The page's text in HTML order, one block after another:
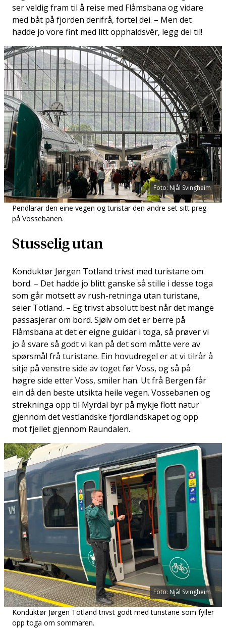
ser veldig fram til å reise med Flåmsbana og vidare
med båt på fjorden derifrå, fortel dei. – Men det
hadde jo vore fint med litt opphaldsvêr, legg dei til!
Foto: Njål Svingheim
Pendlarar den eine vegen og turistar den andre set sitt preg
på Vossebanen.
Stusselig utan
Konduktør Jørgen Totland trivst med turistane om
bord. – Det hadde jo blitt ganske så stille i desse toga
som går motsett av rush-retninga utan turistane,
seier Totland. – Eg trivst absolutt best når det mange
passasjerar om bord. Sjølv om det er berre på
Flåmsbana at det er eigne guidar i toga, så prøver vi
jo å svare så godt vi kan på det som måtte vere av
spørsmål frå turistane. Ein hovudregel er at vi tilrår å
sitje på venstre side av toget før Voss, og så på
høgre side etter Voss, smiler han. Ut frå Bergen får
ein då den beste utsikta heile vegen. Vossebanen og
strekninga opp til Myrdal byr på mykje flott natur
gjennom det vestlandske fjordlandskapet og opp
mot fjellet gjennom Raundalen.
Foto: Njål Svingheim
Konduktør Jørgen Totland trivst godt med turistane som fyller
opp toga om sommaren.